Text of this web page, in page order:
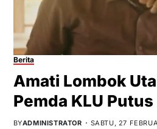
Berita
Amati Lombok
Pemda KLU
BYADMINISTRATOR SABTU, 27